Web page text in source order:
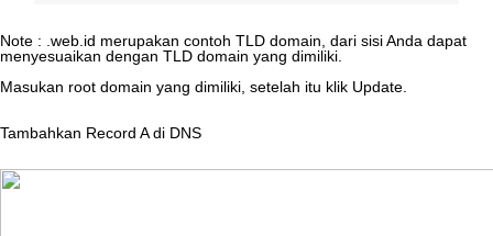
Note : web id merupakan contoh TLD domain dari sisiAnda dapat
menyesuaikan dengan TLD domain yang dimiliki
Masukan root domain yang dimiliki setelah itu klik Update
Tambahkan Record A di DNS